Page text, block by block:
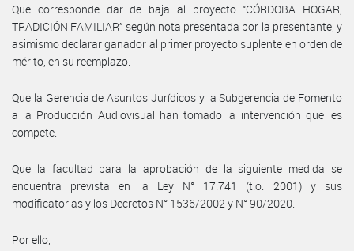
Que corresponde dar de baja al proyecto “CÓRDOBA HOGAR,
TRADICIÓN FAMILIAR” según nota presentada por la presentante, y
asimismo declarar ganador al primer proyecto suplente en orden de
mérito, en su reemplazo.
Que la Gerencia de Asuntos Jurídicos y la Subgerencia de Fomento
a la Producción Audiovisual han tomado la intervención que les
compete.
Que la facultad para la aprobación de la siguiente medida se
encuentra prevista en la Ley N° 17.741 (t.o. 2001) y sus
modificatorias y los Decretos N° 1536/2002 y N° 90/2020.
Por ello,